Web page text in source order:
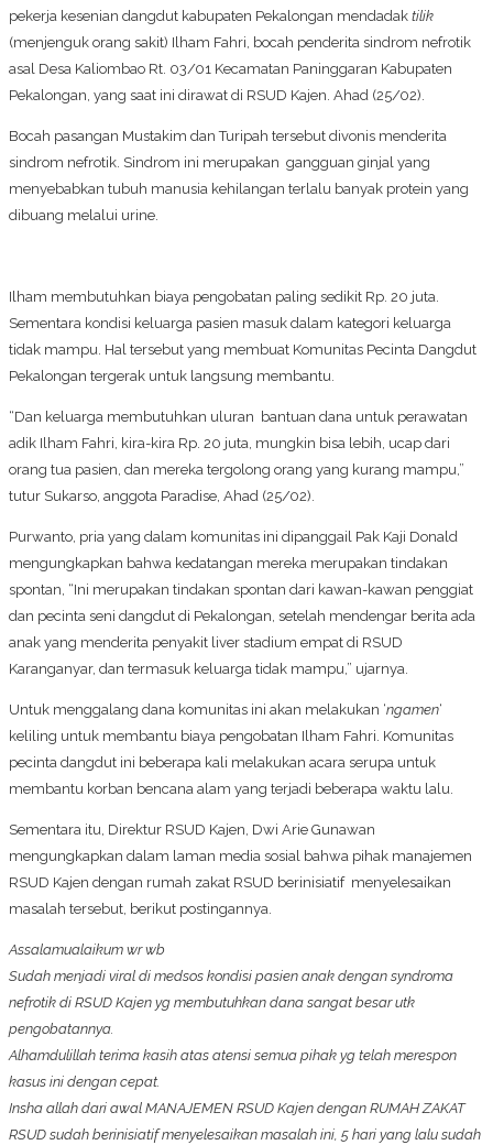
pekerja kesenian dangdut kabupaten Pekalongan mendadak tilik
(menjenguk orang sakit) Ilham Fahri, bocah penderita sindrom nefrotik
asal Desa Kaliombao Rt. 03/01 Kecamatan Paninggaran Kabupaten
Pekalongan, yang saat ini dirawat di RSUD Kajen. Ahad (25/02).
Bocah pasangan Mustakim dan Turipah tersebut divonis menderita
sindrom nefrotik. Sindrom ini merupakan gangguan ginjal yang
menyebabkan tubuh manusia kehilangan terlalu banyak protein yang
dibuang melalui urine.
Ilham membutuhkan biaya pengobatan paling sedikit Rp. 20 juta.
Sementara kondisi keluarga pasien masuk dalam kategori keluarga
tidak mampu. Hal tersebut yang membuat Komunitas Pecinta Dangdut
Pekalongan tergerak untuk langsung membantu.
“Dan keluarga membutuhkan uluran bantuan dana untuk perawatan
adik Ilham Fahri, kira-kira Rp. 20 juta, mungkin bisa lebih, ucap dari
orang tua pasien, dan mereka tergolong orang yang kurang mampu,”
tutur Sukarso, anggota Paradise, Ahad (25/02).
Purwanto, pria yang dalam komunitas ini dipanggail Pak Kaji Donald
mengungkapkan bahwa kedatangan mereka merupakan tindakan
spontan, “Ini merupakan tindakan spontan dari kawan-kawan penggiat
dan pecinta seni dangdut di Pekalongan, setelah mendengar berita ada
anak yang menderita penyakit liver stadium empat di RSUD
Karanganyar, dan termasuk keluarga tidak mampu,” ujarnya.
Untuk menggalang dana komunitas ini akan melakukan ‘ngamen‘
keliling untuk membantu biaya pengobatan Ilham Fahri. Komunitas
pecinta dangdut ini beberapa kali melakukan acara serupa untuk
membantu korban bencana alam yang terjadi beberapa waktu lalu.
Sementara itu, Direktur RSUD Kajen, Dwi Arie Gunawan
mengungkapkan dalam laman media sosial bahwa pihak manajemen
RSUD Kajen dengan rumah zakat RSUD berinisiatif menyelesaikan
masalah tersebut, berikut postingannya.
Assalamualaikum wr wb
Sudah menjadi viral di medsos kondisi pasien anak dengan syndroma
nefrotik di RSUD Kajen yg membutuhkan dana sangat besar utk
pengobatannya.
Alhamdulillah terima kasih atas atensi semua pihak yg telah merespon
kasus ini dengan cepat.
Insha allah dari awal MANAJEMEN RSUD Kajen dengan RUMAH ZAKAT
RSUD sudah berinisiatif menyelesaikan masalah ini, 5 hari yang lalu sudah